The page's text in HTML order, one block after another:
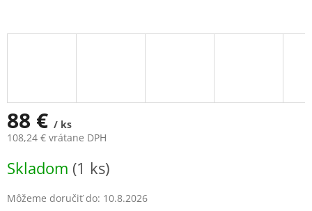
88 € / ks
108,24 € vrátane DPH
cena:
Skladom (1 ks)
Môžeme doručiť do: 10.8.2026